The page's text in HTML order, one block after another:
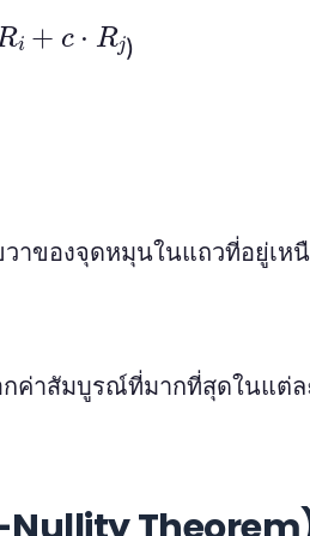
i+ ⋅ Rj
)
าของจุดหมุนในแถวที่อยู่เห
กค่าสัมบูรณ์ที่มากที่สุดในแต่ล